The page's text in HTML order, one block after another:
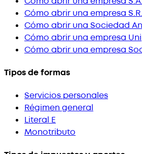
Cómo abrir una empresa
Cómo abrir una Sociedad
Cómo abrir una empresa
Cómo abrir una empresa
Tipos de formas
Servicios personales
Régimen general
Literal E
Monotributo